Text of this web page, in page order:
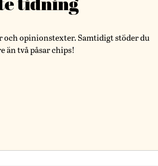
och opinionstexter. Samtidigt stöder du
än två påsar chips!